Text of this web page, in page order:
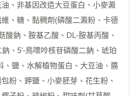
、非基因改造大豆蛋白、小麥澱
、糖、黏稠劑(磷酸二澱粉、卡德
酸鈉、胺基乙酸、DL-胺基丙酸、
、5'-鳥嘌呤核苷磷酸二鈉、琥珀
、鹽、水解植物蛋白、大豆油、醬
粉、鉀鹽、小麥胚芽、花生粉、